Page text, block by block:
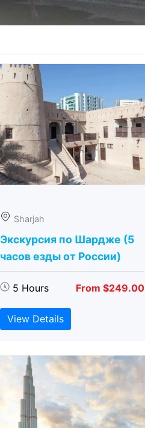
Sharjah
Экскурсия по Шардже (5
часов езды от России)
5 Hours From $249.00
View Details